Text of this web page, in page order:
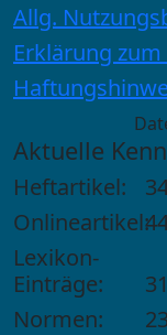
Allg.
Erklärung
Aktuelle
Heftartikel:
Onlineartikel:
Lexikon-
Einträge:
Normen: